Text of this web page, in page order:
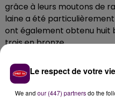
grâce à leurs moutons de
laine a été
ont également obtenu huit
trois en bronze.
DEUX MÉDAILLES
FERME DES
Le respect de votre
We and our (447) partnersdo the